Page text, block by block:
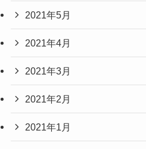
2021年5月
2021年4月
2021年3月
2021年2月
2021年1月